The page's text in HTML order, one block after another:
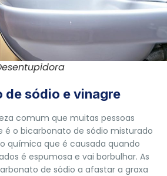
de sódio e vinagre
comum que muitas pessoas
é o bicarbonato de sódio misturado
química que é causada quando
é espumosa e vai borbulhar. As
de sódio a afastar a graxa